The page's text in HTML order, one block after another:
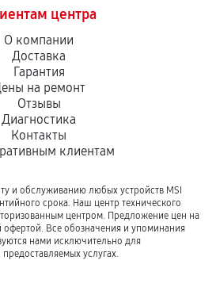
центра
О компании
Доставка
Гарантия
на ремонт
Отзывы
Диагностика
Контакты
клиентам
и обслуживанию любых устройств MSI
срока. Наш центр технического
центром. Предложение цен на
офертой. Все обозначения и упоминания
нами исключительно для
услугах.